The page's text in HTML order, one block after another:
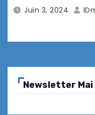
Juin 3, 2024
Newsletter